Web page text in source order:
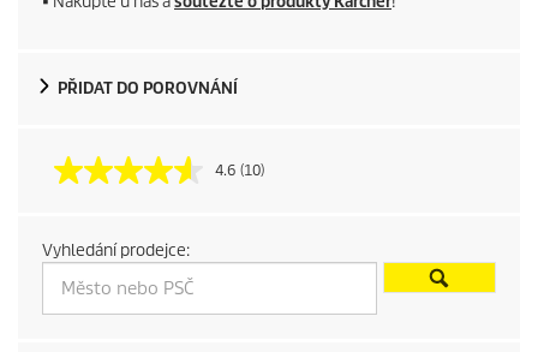
d
c
t
p
PŘIDAT DO POROVNÁNÍ
4.6 (10)
Vyhledání prodejce: